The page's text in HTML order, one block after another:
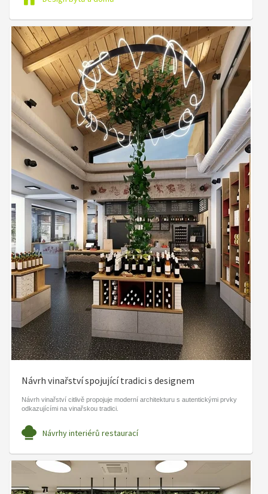
Návrh vinařství spojující tradici s designem
Návrh vinařství citlivě propojuje moderní architekturu s autentickými prvky
odkazujícími na vinařskou tradici.
Návrhy interiérů restaurací